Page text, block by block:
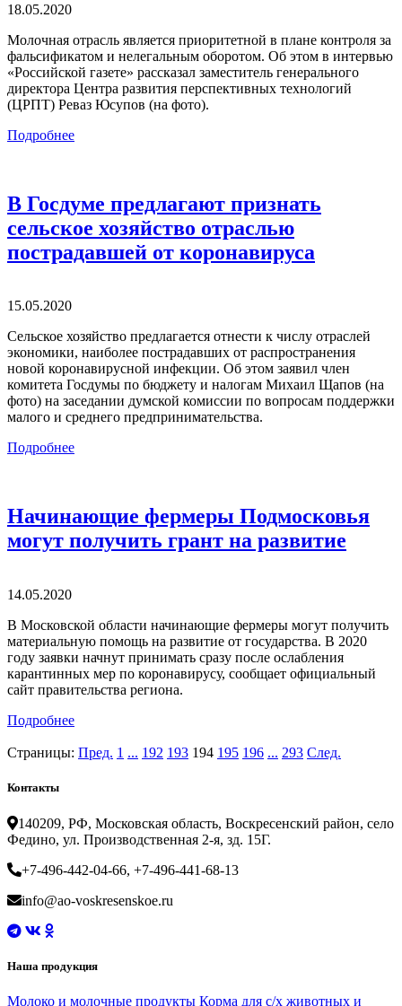
18.05.2020
Молочная отрасль является приоритетной в плане контроля за
фальсификатом и нелегальным оборотом. Об этом в интервью
«Российской газете» рассказал заместитель генерального
директора Центра развития перспективных технологий
(ЦРПТ) Реваз Юсупов (на фото).
Подробнее
В Госдуме предлагают признать
сельское хозяйство отраслью
пострадавшей от коронавируса
15.05.2020
Сельское хозяйство предлагается отнести к числу отраслей
экономики, наиболее пострадавших от распространения
новой коронавирусной инфекции. Об этом заявил член
комитета Госдумы по бюджету и налогам Михаил Щапов (на
фото) на заседании думской комиссии по вопросам поддержки
малого и среднего предпринимательства.
Подробнее
Начинающие фермеры Подмосковья
могут получить грант на развитие
14.05.2020
В Московской области начинающие фермеры могут получить
материальную помощь на развитие от государства. В 2020
году заявки начнут принимать сразу после ослабления
карантинных мер по коронавирусу, сообщает официальный
сайт правительства региона.
Подробнее
Страницы: Пред. 1 ... 192 193 194 195 196 ... 293 След.
Контакты
140209, РФ, Московская область, Воскресенский район, село
Федино, ул. Производственная 2-я, зд. 15Г.
+7-496-442-04-66, +7-496-441-68-13
info@ao-voskresenskoe.ru
Наша продукция
Молоко и молочные продукты Корма для с/х животных и